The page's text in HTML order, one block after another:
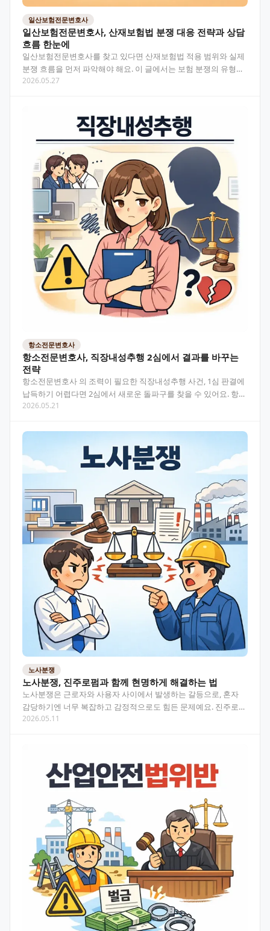
일산보험전문변호사
일산보험전문변호사, 산재보험법 분쟁 대응 전략과 상담
흐름 한눈에
일산보험전문변호사를 찾고 있다면 산재보험법 적용 범위와 실제
분쟁 흐름을 먼저 파악해야 해요. 이 글에서는 보험 분쟁의 유형부
터 변호사 조력이 필요한 순간까지 실무 중심으로 정리했…
2026.05.27
항소전문변호사
항소전문변호사, 직장내성추행 2심에서 결과를 바꾸는
전략
항소전문변호사 의 조력이 필요한 직장내성추행 사건, 1심 판결에
납득하기 어렵다면 2심에서 새로운 돌파구를 찾을 수 있어요. 항소
심의 구조와 핵심 전략을 미리 알아두세요. 목차 항…
2026.05.21
노사분쟁
노사분쟁, 진주로펌과 함께 현명하게 해결하는 법
노사분쟁은 근로자와 사용자 사이에서 발생하는 갈등으로, 혼자
감당하기엔 너무 복잡하고 감정적으로도 힘든 문제예요. 진주로펌
의 법률상담을 통해 분쟁 유형별 대응 전략과 해결 흐름을…
2026.05.11